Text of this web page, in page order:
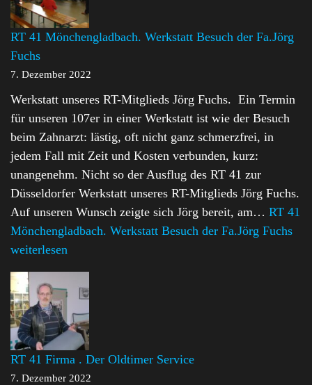
RT 41 Mönchengladbach. Werkstatt Besuch der Fa.Jörg
Fuchs
7. Dezember 2022
Werkstatt unseres RT-Mitglieds Jörg Fuchs. Ein Termin
für unseren 107er in einer Werkstatt ist wie der Besuch
beim Zahnarzt: lästig, oft nicht ganz schmerzfrei, in
jedem Fall mit Zeit und Kosten verbunden, kurz:
unangenehm. Nicht so der Ausflug des RT 41 zur
Düsseldorfer Werkstatt unseres RT-Mitglieds Jörg Fuchs.
Auf unseren Wunsch zeigte sich Jörg bereit, am… RT 41
Mönchengladbach. Werkstatt Besuch der Fa.Jörg Fuchs
weiterlesen
RT 41 Firma . Der Oldtimer Service
7. Dezember 2022